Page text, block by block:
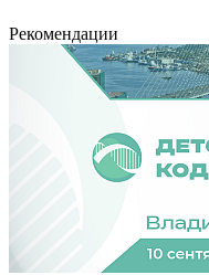
Рекомендации